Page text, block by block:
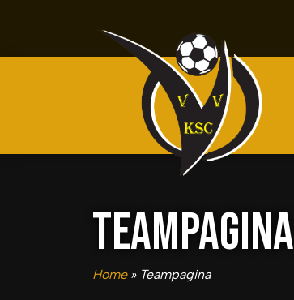
TEAMPAGINA
Home» Teampagina